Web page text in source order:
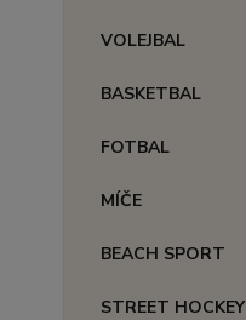
VOLEJBAL
BASKETBAL
FOTBAL
MÍČE
BEACH SPORT
STREET HOCKEY